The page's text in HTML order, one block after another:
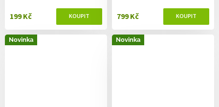
199 Kč 799 Kč
Novinka Novinka